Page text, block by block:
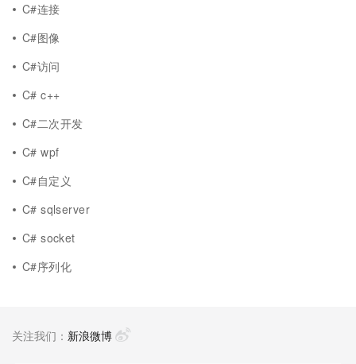
C#连接
C#图像
C#访问
C# c++
C#二次开发
C# wpf
C#自定义
C# sqlserver
C# socket
C#序列化
关注我们： 新浪微博